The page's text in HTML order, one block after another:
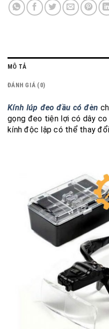
MÔ TẢ
ĐÁNH GIÁ (0)
Kính lúp đeo đầu có đèn
gọng đeo tiện lợi có dây
kính độc lập có thể thay